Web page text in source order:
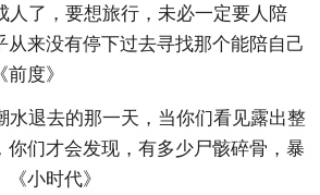
人了，要想旅行，未必一定要人陪
从来没有停下过去寻找那个能陪自己
度》
水退去的那一天，当你们看见露出整
你们才会发现，有多少尸骸碎骨，暴
小时代》